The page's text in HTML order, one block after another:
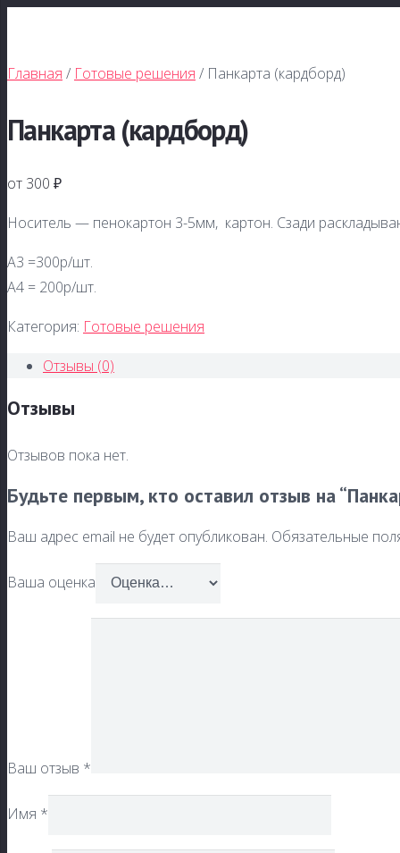
Главная / Готовые решения / Панкарта (кардборд)
Панкарта (кардборд)
от 300 ₽
Носитель — пенокартон 3-5мм, картон. Сзади
А3 =300р/шт.
А4 = 200р/шт.
Категория: Готовые решения
Отзывы (0)
Отзывы
Отзывов пока нет.
Будьте первым, кто оставил отзыв на
Ваш адрес email не будет опубликован. Обязательные
Ваша оценка
Ваш отзыв *
Имя *